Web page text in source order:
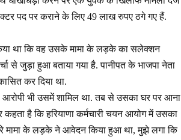
पद पर कराने के लिए 49 लाख रुपए ठगे गए हैं.
था कि वह उसके मामा के लड़के का सलेक्शन
से जुड़ा हुआ बताया गया है. पानीपत के भाजपा नेता
कर दिया था.
आरोपी भी उसमें शामिल था. तब से उसका घर पर आना
है कि हरियाणा कर्मचारी चयन आयोग में उसका
मामा के लड़के ने आवेदन किया हुआ था, मुझे लगा कि